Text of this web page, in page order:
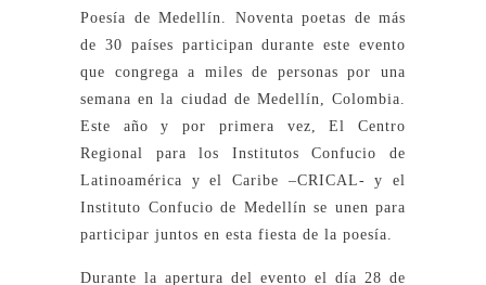
Poesía de Medellín. Noventa poetas de más
de 30 países participan durante este evento
que congrega a miles de personas por una
semana en la ciudad de Medellín, Colombia.
Este año y por primera vez, El Centro
Regional para los Institutos Confucio de
Latinoamérica y el Caribe –CRICAL- y el
Instituto Confucio de Medellín se unen para
participar juntos en esta fiesta de la poesía.
Durante la apertura del evento el día 28 de